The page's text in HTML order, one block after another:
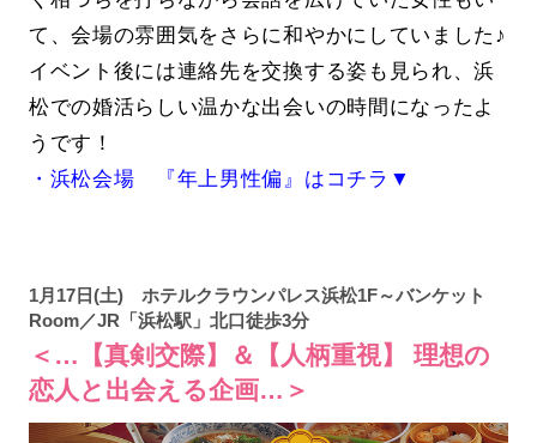
て、会場の雰囲気をさらに和やかにしていました♪
イベント後には連絡先を交換する姿も見られ、浜
松での婚活らしい温かな出会いの時間になったよ
うです！
・浜松会場 『年上男性偏』はコチラ▼
1月17日(土) ホテルクラウンパレス浜松1F～バンケット
Room／JR「浜松駅」北口徒歩3分
＜…【真剣交際】＆【人柄重視】 理想の
恋人と出会える企画…＞